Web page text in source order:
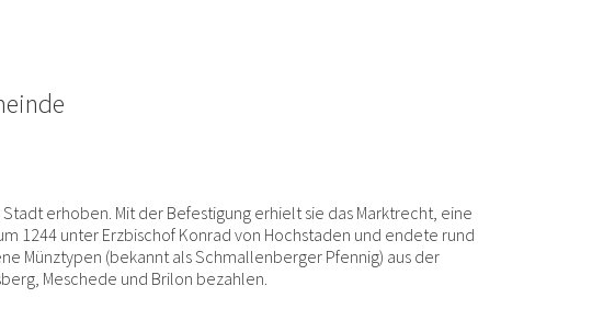
erhoben. Mit der Befestigung erhielt sie das Marktrecht, eine
1244 unter Erzbischof Konrad von Hochstaden und endete rund
Münztypen (bekannt als Schmallenberger Pfennig) aus der
Meschede und Brilon bezahlen.